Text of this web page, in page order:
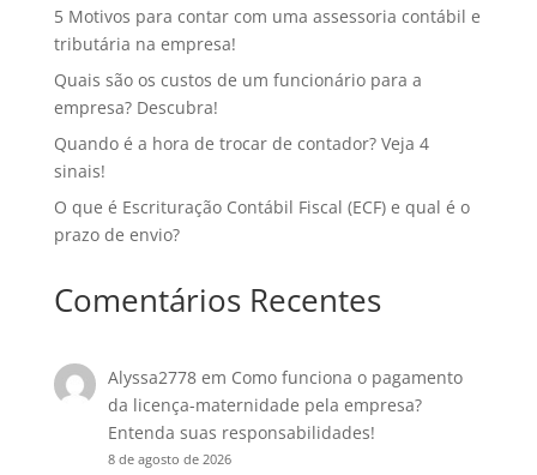
5 Motivos para contar com uma assessoria contábil e
tributária na empresa!
Quais são os custos de um funcionário para a
empresa? Descubra!
Quando é a hora de trocar de contador? Veja 4
sinais!
O que é Escrituração Contábil Fiscal (ECF) e qual é o
prazo de envio?
Comentários Recentes
Alyssa2778 em Como funciona o pagamento
da licença-maternidade pela empresa?
Entenda suas responsabilidades!
8 de agosto de 2026